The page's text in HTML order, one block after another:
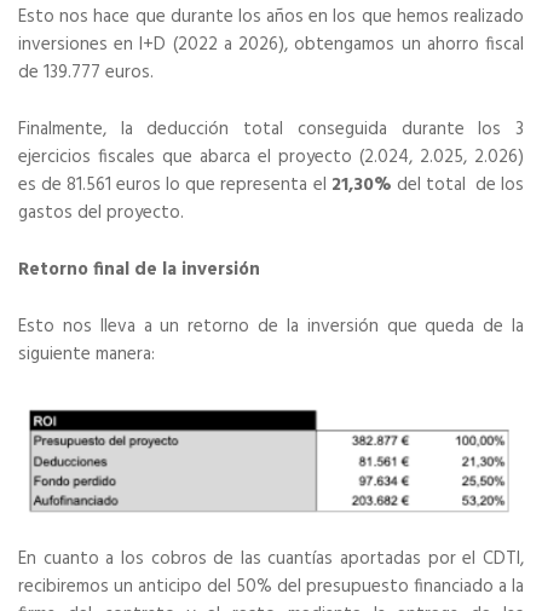
Esto nos hace que durante los años en los que hemos realizado
inversiones en I+D (2022 a 2026), obtengamos un ahorro fiscal
de 139.777 euros.
Finalmente, la deducción total conseguida durante los 3
ejercicios fiscales que abarca el proyecto (2.024, 2.025, 2.026)
es de 81.561 euros lo que representa el 21,30% del total de los
gastos del proyecto.
Retorno final de la inversión
Esto nos lleva a un retorno de la inversión que queda de la
siguiente manera:
En cuanto a los cobros de las cuantías aportadas por el CDTI,
recibiremos un anticipo del 50% del presupuesto financiado a la